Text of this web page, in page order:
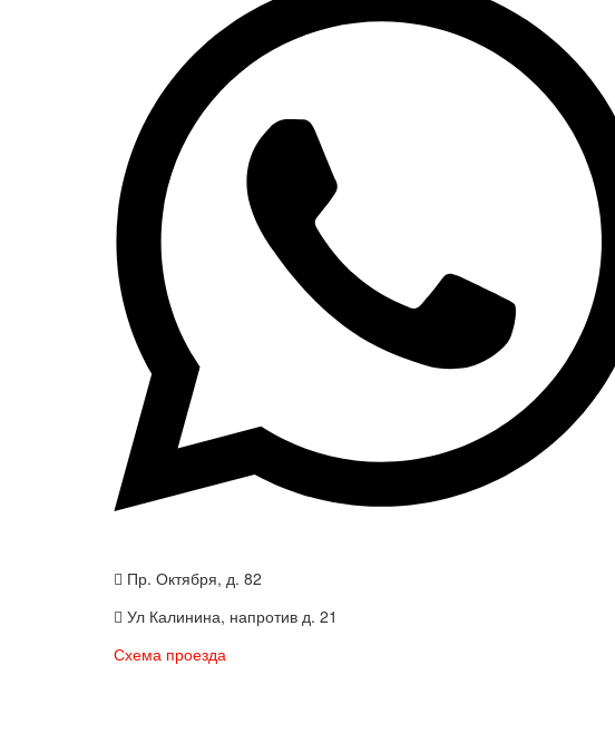
Пр. Октября, д. 82
Ул Калинина, напротив д. 21
Схема проезда